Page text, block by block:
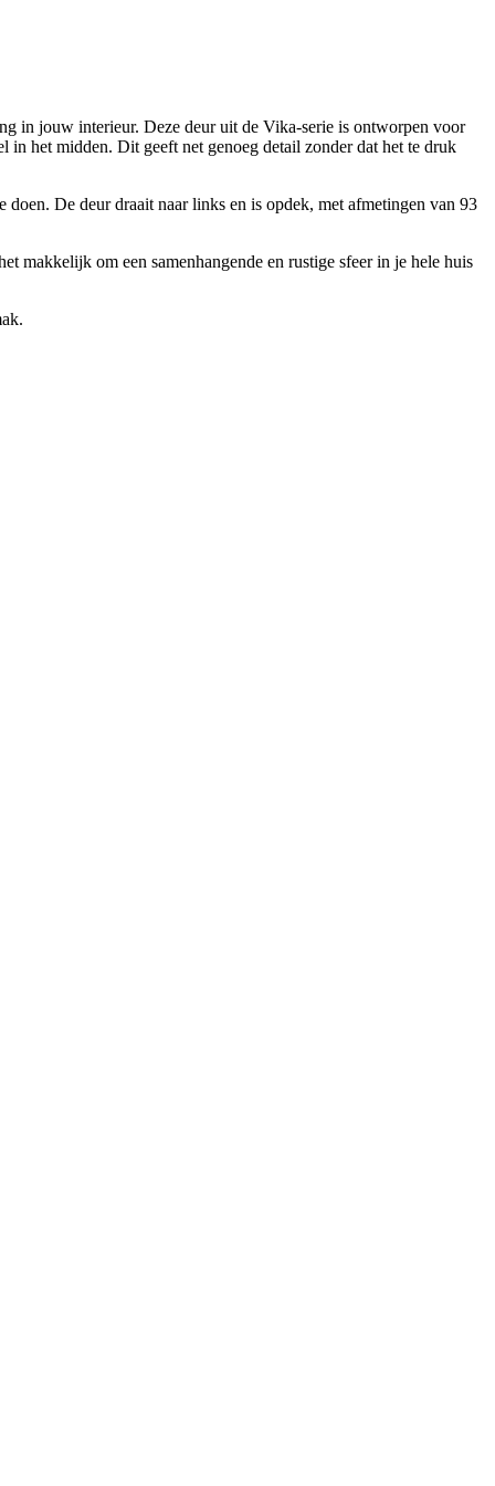
in jouw interieur. Deze deur uit de Vika-serie is ontworpen voor
in het midden. Dit geeft net genoeg detail zonder dat het te druk
De deur draait naar links en is opdek, met afmetingen van 93
makkelijk om een samenhangende en rustige sfeer in je hele huis